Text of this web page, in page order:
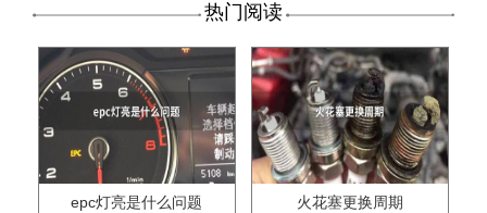
热门阅读
epc灯亮是什么问题 火花塞更换周期